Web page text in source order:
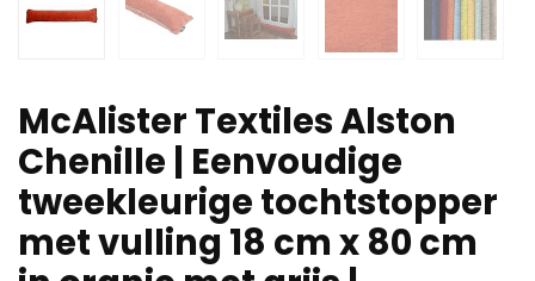
McAlister Textiles Alston
Chenille | Eenvoudige
tweekleurige tochtstopper
met vulling 18 cm x 80 cm